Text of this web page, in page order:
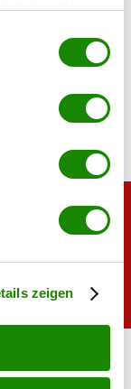
Lage
identifizieren
Daten
zeigen
Urlaubsfoto. Im
und
für Lacher